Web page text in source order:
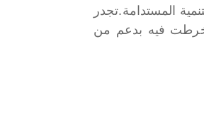
تجدر
فيه بدعم من